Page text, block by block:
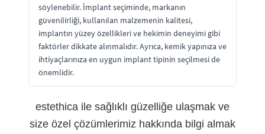
söylenebilir. İmplant seçiminde, markanın
güvenilirliği, kullanılan malzemenin kalitesi,
implantın yüzey özellikleri ve hekimin deneyimi gibi
faktörler dikkate alınmalıdır. Ayrıca, kemik yapınıza ve
ihtiyaçlarınıza en uygun implant tipinin seçilmesi de
önemlidir.
estethica ile sağlıklı güzelliğe ulaşmak ve
size özel çözümlerimiz hakkında bilgi almak